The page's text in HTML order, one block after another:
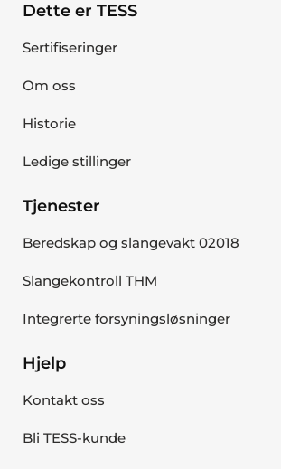
Dette er TESS
Sertifiseringer
Om oss
Historie
Ledige stillinger
Tjenester
Beredskap og slangevakt 02018
Slangekontroll THM
Integrerte forsyningsløsninger
Hjelp
Kontakt oss
Bli TESS-kunde